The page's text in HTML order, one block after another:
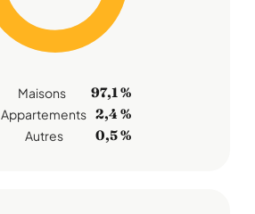
Maisons 97,1 %
Appartements 2,4 %
Autres 0,5 %